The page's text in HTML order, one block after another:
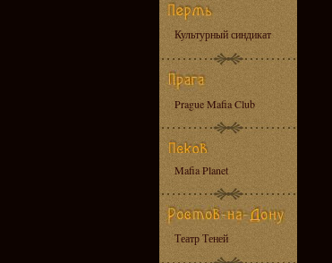
Культурный синдикат
Prague Mafia Club
Mafia Planet
Театр Теней